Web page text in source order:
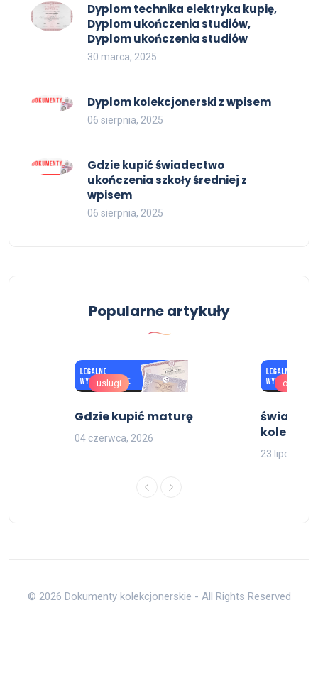
Dyplom technika elektryka kupię,
Dyplom ukończenia studiów,
Dyplom ukończenia studiów
30 marca, 2025
Dyplom kolekcjonerski z wpisem
06 sierpnia, 2025
Gdzie kupić świadectwo
ukończenia szkoły średniej z
wpisem
06 sierpnia, 2025
Popularne artykuły
uslugi
Gdzie kupić maturę
04 czerwca, 2026
oferta
23 lipca,
© 2026 Dokumenty kolekcjonerskie - All Rights Reserved